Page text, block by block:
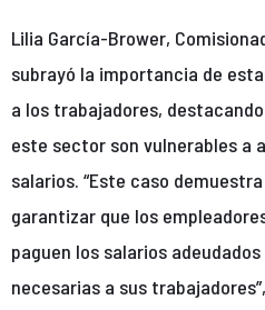
Lilia García-Brower,
subrayó la importancia de
a los trabajadores,
este sector son vulnerables a
salarios. “Este caso
garantizar que los
paguen los salarios
necesarias a sus